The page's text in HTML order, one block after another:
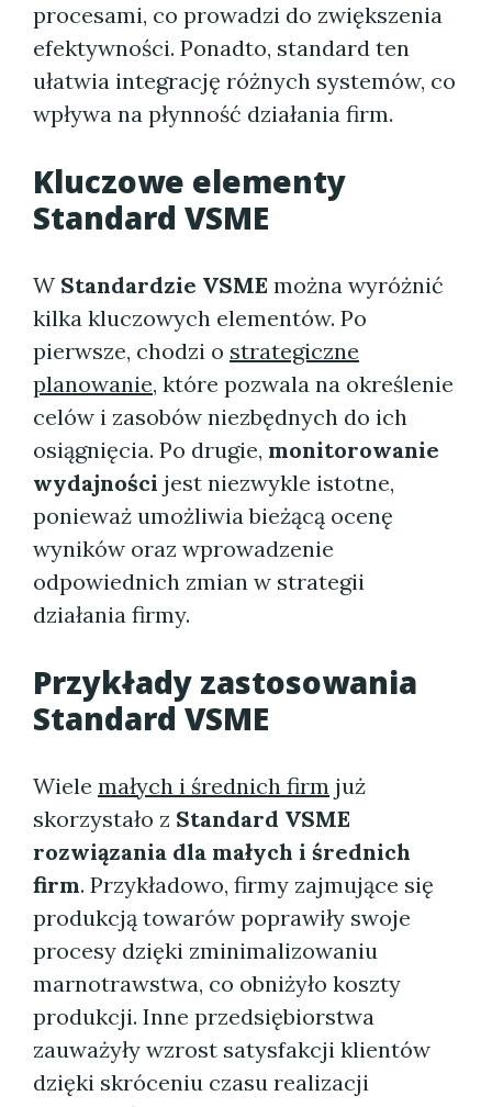
procesami, co prowadzi do zwiększenia
efektywności. Ponadto, standard ten
ułatwia integrację różnych systemów, co
wpływa na płynność działania firm.
Kluczowe elementy
Standard VSME
W Standardzie VSME można wyróżnić
kilka kluczowych elementów. Po
pierwsze, chodzi o strategiczne
planowanie, które pozwala na określenie
celów i zasobów niezbędnych do ich
osiągnięcia. Po drugie, monitorowanie
wydajności jest niezwykle istotne,
ponieważ umożliwia bieżącą ocenę
wyników oraz wprowadzenie
odpowiednich zmian w strategii
działania firmy.
Przykłady zastosowania
Standard VSME
Wiele małych i średnich firm już
skorzystało z Standard VSME
rozwiązania dla małych i średnich
firm. Przykładowo, firmy zajmujące się
produkcją towarów poprawiły swoje
procesy dzięki zminimalizowaniu
marnotrawstwa, co obniżyło koszty
produkcji. Inne przedsiębiorstwa
zauważyły wzrost satysfakcji klientów
dzięki skróceniu czasu realizacji